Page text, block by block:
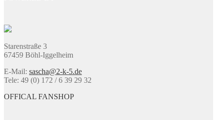
Starenstraße 3
67459 Böhl-Iggelheim
E-Mail: sascha@2-k-5.de
Tele: 49 (0) 172 / 6 39 29 32
OFFICAL FANSHOP